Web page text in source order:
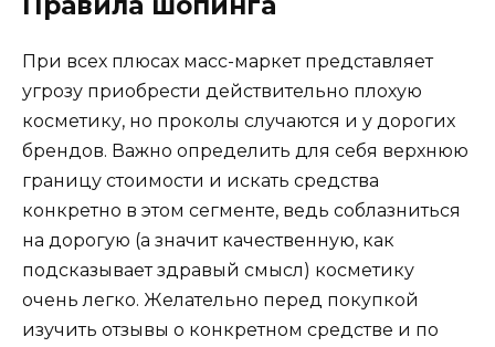
При всех плюсах масс-маркет представляет
угрозу приобрести действительно плохую
косметику, но проколы случаются и у дорогих
брендов. Важно определить для себя верхнюю
границу стоимости и искать средства
конкретно в этом сегменте, ведь соблазниться
на дорогую (а значит качественную, как
подсказывает здравый смысл) косметику
очень легко. Желательно перед покупкой
изучить отзывы о конкретном средстве и по